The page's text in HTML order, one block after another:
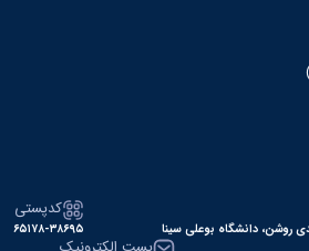
روشن، دانشگاه بوعلی سینا
کدپستی
۶۵۱۷۸-۳۸۶۹۵